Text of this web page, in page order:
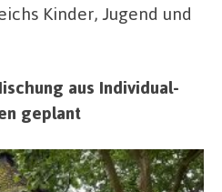
Kinder, Jugend und
aus Individual-
geplant